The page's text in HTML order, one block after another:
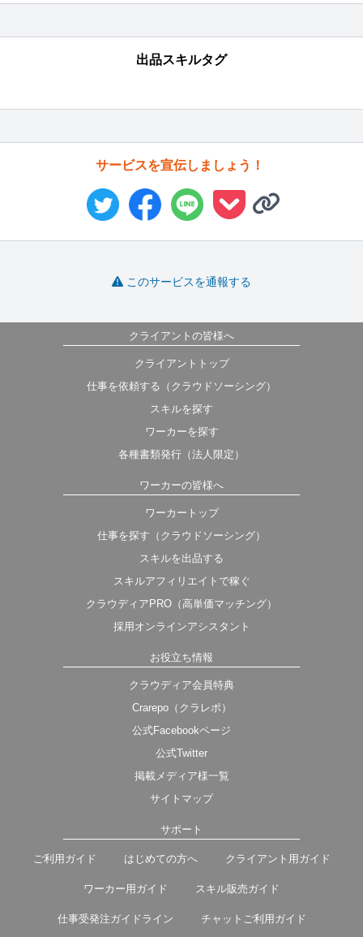
出品スキルタグ
サービスを宣伝しましょう！
このサービスを通報する
クライアントの皆様へ
クライアントトップ
仕事を依頼する（クラウドソーシング）
スキルを探す
ワーカーを探す
各種書類発行（法人限定）
ワーカーの皆様へ
ワーカートップ
仕事を探す（クラウドソーシング）
スキルを出品する
スキルアフィリエイトで稼ぐ
クラウディアPRO（高単価マッチング）
採用オンラインアシスタント
お役立ち情報
クラウディア会員特典
Crarepo（クラレポ）
公式Facebookページ
公式Twitter
掲載メディア様一覧
サイトマップ
サポート
ご利用ガイド はじめての方へ クライアント用ガイド
ワーカー用ガイド スキル販売ガイド
仕事受発注ガイドライン チャットご利用ガイド